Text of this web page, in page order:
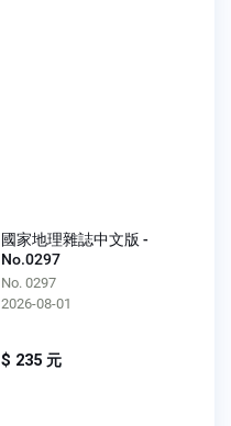
國家地理雜誌中文版 -
No.0297
No. 0297
2026-08-01
$ 235 元